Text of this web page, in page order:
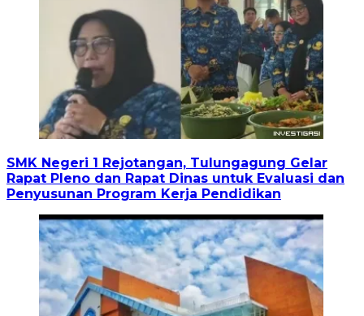
SMK Negeri 1 Rejotangan, Tulungagung Gelar
Rapat Pleno dan Rapat Dinas untuk Evaluasi dan
Penyusunan Program Kerja Pendidikan